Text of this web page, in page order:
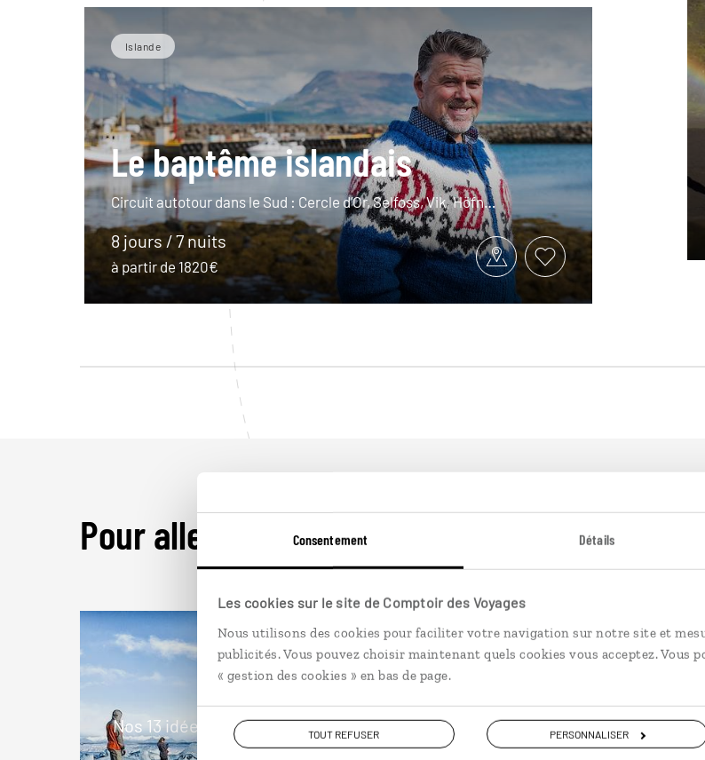
Consentement Détails
Les cookies sur le site de Comptoir des Voyages
Nous utilisons des cookies pour faciliter votre navigation sur notre site et
publicités. Vous pouvez choisir maintenant quels cookies vous acceptez. Vous
« gestion des cookies » en bas de page.
TOUT REFUSER PERSONNALISER
Islande
Le baptême islandais
Circuit autotour dans le Sud : Cercle d’Or, Selfoss, Vik, Höfn…
8 jours / 7 nuits
à partir de 1820€
Pour aller plus loin
Nos 13 idées de voyage Nos 9 idées de voyage Notre